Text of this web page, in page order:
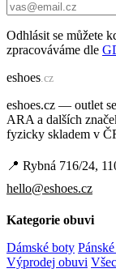
Odhlásit se můžete
zpracováváme dle
eshoes.cz
eshoes.cz — outlet
ARA a dalších
fyzicky skladem v
📍 Rybná 716/24,
hello@eshoes.cz
Kategorie obuvi
Dámské boty
Výprodej obuvi